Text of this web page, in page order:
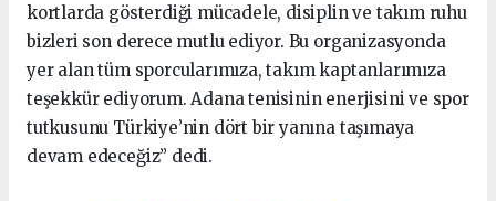
kortlarda gösterdiği mücadele, disiplin ve takım ruhu
bizleri son derece mutlu ediyor. Bu organizasyonda
yer alan tüm sporcularımıza, takım kaptanlarımıza
teşekkür ediyorum. Adana tenisinin enerjisini ve spor
tutkusunu Türkiye’nin dört bir yanına taşımaya
devam edeceğiz” dedi.